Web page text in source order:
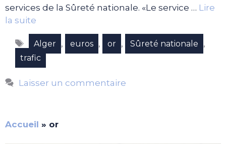
services de la Sûreté nationale. «Le service … Lire
la suite
Étiquettes
Alger , euros , or , Sûreté nationale ,
trafic
Laisser un commentaire
Accueil » or